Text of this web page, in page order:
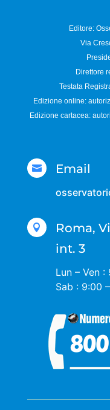
Editore:
Via
Direttore
Testata
Edizione online:
Edizione cartacea:
 Email

Roma,
int. 3
Lun – Ven :
Sab : 9:00